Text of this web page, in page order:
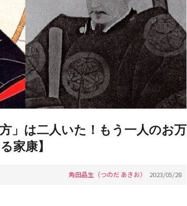
」は二人いた！もう一人のお万
家康】
角田晶生（つのだ あきお） 2023/05/28